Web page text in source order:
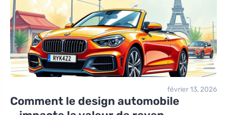
février 13, 2026
Comment le design automobile